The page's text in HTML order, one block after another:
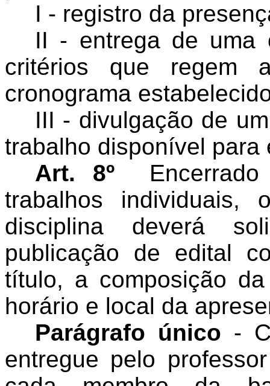
I - registro da
II - entrega de uma
critérios que regem
cronograma
III - divulgação de
trabalho disponível para
Art. 8º
trabalhos individuais,
disciplina deverá
publicação de edital
título, a composição
horário e local da
Parágrafo único -
entregue pelo